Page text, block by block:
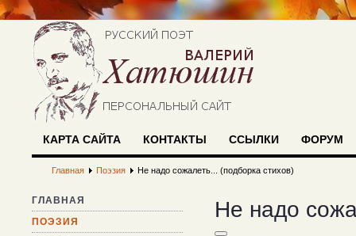
КАРТА САЙТА КОНТАКТЫ ССЫЛКИ ФОРУМ
Главная Поэзия Не надо сожалеть... (подборка стихов)
ГЛАВНАЯ
ПОЭЗИЯ
Не надо